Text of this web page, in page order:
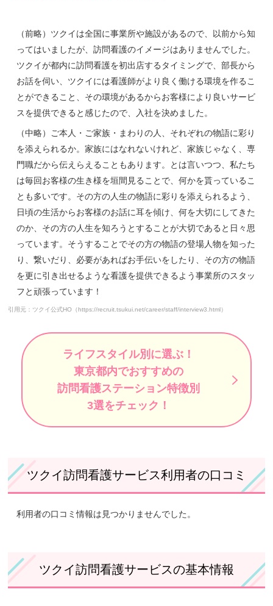
（前略）ツクイは全国に事業所や施設があるので、以前から知
ってはいましたが、訪問看護のイメージはありませんでした。
ツクイが都内に訪問看護を初出店するタイミングで、部長から
お話を伺い、ツクイには看護師がより良く働ける環境を作るこ
とができること、その環境があるからお客様により良いサービ
スを提供できると感じたので、入社を決めました。
（中略）ご本人・ご家族・まわりの人、それぞれの物語に彩り
を添えられるか。家族にはなれないけれど、家族じゃなく、専
門職だから伝えらえることもあります。とは言いつつ、私たち
は毎回お客様の生き様を垣間見ることで、何かを貰っているこ
とも多いです。その方の人生の物語に彩りを添えられるよう、
日頃の生活からお客様のお話に耳を傾け、何を大切にしてきた
のか、その方の人生を知ろうとすることが大切であると日々思
っています。そうすることでその方の物語の登場人物を知った
り、繋いだり、必要があればお手伝いをしたり、その方の物語
を更に引き出せるような看護を提供できるよう事業所のスタッ
フと頑張っています！
引用元：ツクイ公式HO（https://recruit.tsukui.net/career/staff/interview3.html）
ライフスタイル別に選ぶ！
東京都内でおすすめの
訪問看護ステーション特徴別
3選をチェック！
ツクイ訪問看護サービス利用者の口コミ
利用者の口コミ情報は見つかりませんでした。
ツクイ訪問看護サービスの基本情報